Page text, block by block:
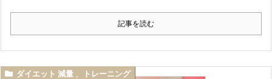
記事を読む
ダイエット 減量 トレーニング